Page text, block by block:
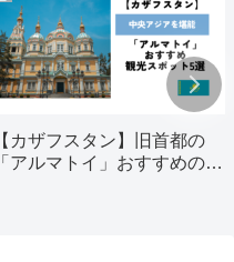
【カザフスタン】旧首都の
「アルマトイ」おすすめの観